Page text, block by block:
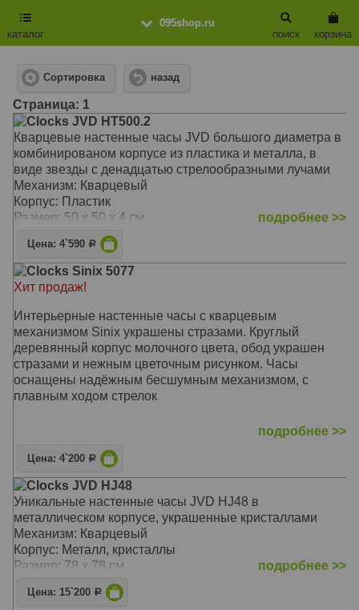
095shop.ru
каталог
корзина
поиск
Сортировка назад
Cтраница: 1
Clocks JVD HT500.2
Кварцевые настенные часы JVD большого диаметра в
комбинированом корпусе из пластика и металла, в
виде звезды с денадцатью стрелообразными лучами
Механизм: Кварцевый
Корпус: Пластик
Размер: 50 х 50 х 4 см
подробнее >>
Цена: 4`590 Р
Clocks Sinix 5077
Хит продаж!
Интерьерные настенные часы с кварцевым
механизмом Sinix украшены стразами. Круглый
деревянный корпус молочного цвета, обод украшен
стразами и нежным цветочным рисунком. Часы
оснащены надёжным бесшумным механизмом, с
плавным ходом стрелок
Подарок на День святого Валентина ( День
Механизм: Кварцевый с плавным ходом
Корпус: MDF
Размер: 35 х 35 х 5 см
подробнее >>
Цена: 4`200 Р
Clocks JVD HJ48
Уникальные настенные часы JVD HJ48 в
металлическом корпусе, украшенные кристаллами
Механизм: Кварцевый
Корпус: Металл, кристаллы
Размер: 78 х 78 см
подробнее >>
Цена: 15`200 Р